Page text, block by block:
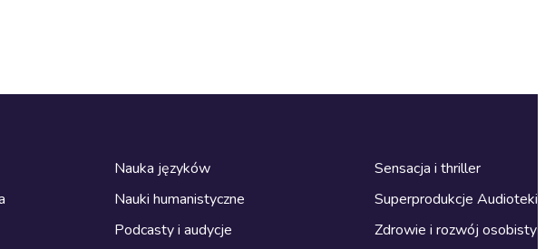
Nauka języków
Nauki humanistyczne
Podcasty i audycje
Sensacja i thriller
Superprodukcje Audioteki
Zdrowie i rozwój osobisty